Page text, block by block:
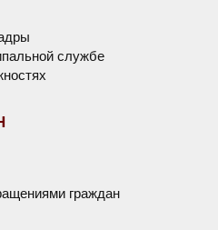
службе
граждан